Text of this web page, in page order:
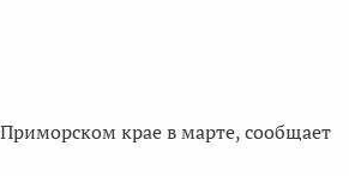
крае в марте, сообщает